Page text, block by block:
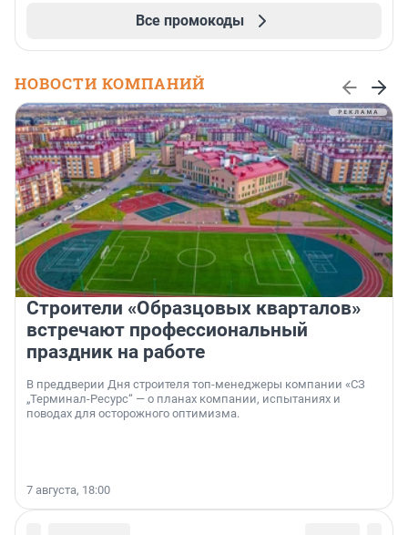
Все промокоды
НОВОСТИ КОМПАНИЙ
Строители «Образцовых кварталов»
встречают профессиональный
праздник на работе
В преддверии Дня строителя топ-менеджеры компании «СЗ
„Терминал-Ресурс“ — о планах компании, испытаниях и
поводах для осторожного оптимизма.
7 августа, 18:00